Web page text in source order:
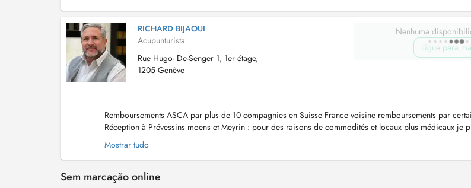
RICHARD BIJAOUI
Acupunturista
Rue Hugo- De-Senger 1, 1er étage,
1205 Genève
Nenhuma
Ligue para
Remboursements ASCA par plus de 10 compagnies en Suisse France voisine remboursements par
Réception à Prévessins moens et Meyrin : pour des raisons de commodités et locaux plus médicaux je
rendez vous à Meyrin pas de soucis pour les frontaliers qui on...
Mostrar tudo
Sem marcação online